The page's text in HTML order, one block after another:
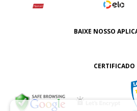
BAIXE NOSSO
CERTIFICADO